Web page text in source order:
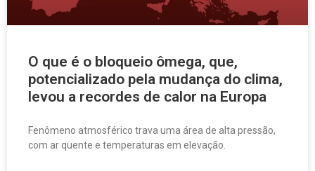
O que é o bloqueio ômega, que,
potencializado pela mudança do clima,
levou a recordes de calor na Europa
Fenômeno atmosférico trava uma área de alta pressão,
com ar quente e temperaturas em elevação.